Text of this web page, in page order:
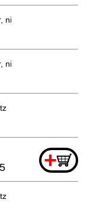
bestellbar
bestellbar
+